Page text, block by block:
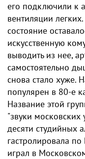
его подключили к
вентиляции
состояние
искусственную
выводить из нее,
самостоятельно
снова стало
популярен в 80-е
Название этой
"звуки московских
десяти студийных
гастролировала
играл в